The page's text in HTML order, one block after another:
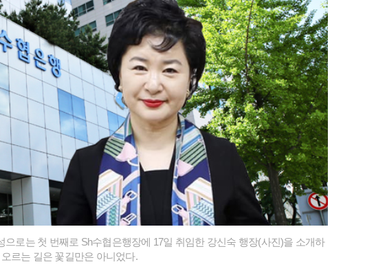
로는 첫 번째로 Sh수협은행장에 17일 취임한 강신숙 행장(사진)을 소개하
르는 길은 꽃길만은 아니었다.